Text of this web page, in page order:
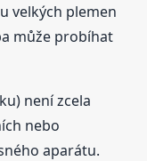
velkých plemen
může probíhat
není zcela
nebo
aparátu.